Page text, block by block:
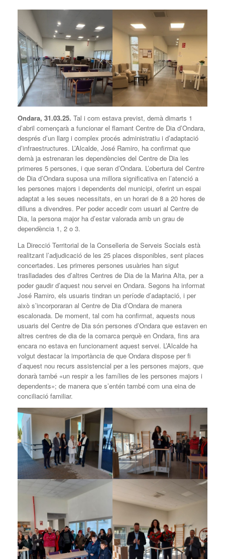
Ondara, 31.03.25. Tal i com estava previst, demà dimarts 1
d’abril començarà a funcionar el flamant Centre de Dia d’Ondara,
després d’un llarg i complex procés administratiu i d’adaptació
d’infraestructures. L’Alcalde, José Ramiro, ha confirmat que
demà ja estrenaran les dependències del Centre de Dia les
primeres 5 persones, i que seran d’Ondara. L’obertura del Centre
de Dia d’Ondara suposa una millora significativa en l’atenció a
les persones majors i dependents del municipi, oferint un espai
adaptat a les seues necessitats, en un horari de 8 a 20 hores de
dilluns a divendres. Per poder accedir com usuari al Centre de
Dia, la persona major ha d’estar valorada amb un grau de
dependència 1, 2 o 3.
La Direcció Territorial de la Conselleria de Serveis Socials està
realitzant l’adjudicació de les 25 places disponibles, sent places
concertades. Les primeres persones usuàries han sigut
traslladades des d’altres Centres de Dia de la Marina Alta, per a
poder gaudir d’aquest nou servei en Ondara. Segons ha informat
José Ramiro, els usuaris tindran un període d’adaptació, i per
això s’incorporaran al Centre de Dia d’Ondara de manera
escalonada. De moment, tal com ha confirmat, aquests nous
usuaris del Centre de Dia són persones d’Ondara que estaven en
altres centres de dia de la comarca perquè en Ondara, fins ara
encara no estava en funcionament aquest servei. L’Alcalde ha
volgut destacar la importància de que Ondara dispose per fi
d’aquest nou recurs assistencial per a les persones majors, que
donarà també «un respir a les famílies de les persones majors i
dependents»; de manera que s’entén també com una eina de
conciliació familiar.